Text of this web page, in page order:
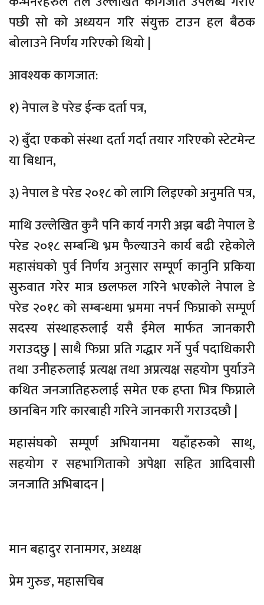
पछी सो को अध्ययन गरि संयुक्त टाउन हल बैठक
बोलाउने निर्णय गरिएको थियो |
आवश्यक कागजात:
१) नेपाल डे परेड ईन्क दर्ता पत्र,
२) बुँदा एकको संस्था दर्ता गर्दा तयार गरिएको स्टेटमेन्ट
या बिधान,
३) नेपाल डे परेड २०१८ को लागि लिइएको अनुमति पत्र,
माथि उल्लेखित कुनै पनि कार्य नगरी अझ बढी नेपाल डे
परेड २०१८ सम्बन्धि भ्रम फैल्याउने कार्य बढी रहेकोले
महासंघको पुर्व निर्णय अनुसार सम्पूर्ण कानुनि प्रकिया
सुरुवात गरेर मात्र छलफल गरिने भएकोले नेपाल डे
परेड २०१८ को सम्बन्धमा भ्रममा नपर्न फिप्नाको सम्पूर्ण
सदस्य संस्थाहरुलाई यसै ईमेल मार्फत जानकारी
गराउदछु | साथै फिप्ना प्रति गद्धार गर्ने पुर्व पदाधिकारी
तथा उनीहरुलाई प्रत्यक्ष तथा अप्रत्यक्ष सहयोग पुर्याउने
कथित जनजातिहरुलाई समेत एक हप्ता भित्र फिप्नाले
छानबिन गरि कारबाही गरिने जानकारी गराउदछौ |
महासंघको सम्पूर्ण अभियानमा यहाँहरुको साथ्,
सहयोग र सहभागिताको अपेक्षा सहित आदिवासी
जनजाति अभिबादन |
मान बहादुर रानामगर, अध्यक्ष
प्रेम गुरुङ, महासचिब